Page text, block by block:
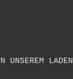
UNSEREM LADEN